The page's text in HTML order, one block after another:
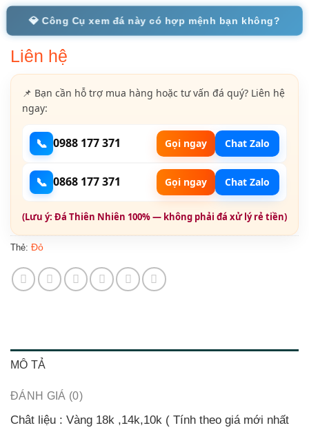
💎 Công Cụ xem đá này có hợp mệnh bạn không?
Liên hệ
📌 Bạn cần hỗ trợ mua hàng hoặc tư vấn đá quý? Liên hệ
ngay:
📞 0988 177 371 Gọi ngay Chat Zalo
📞 0868 177 371 Gọi ngay Chat Zalo
(Lưu ý: Đá Thiên Nhiên 100% — không phải đá xử lý rẻ tiền)
Thẻ: Đỏ
MÔ TẢ
ĐÁNH GIÁ (0)
Chât liệu : Vàng 18k ,14k,10k ( Tính theo giá mới nhất